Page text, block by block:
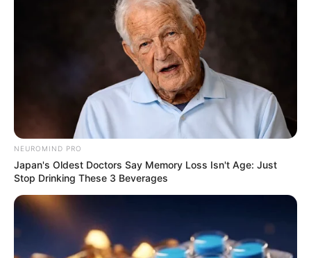
NEUROMIND PRO
Japan's Oldest Doctors Say Memory Loss Isn't Age: Just
Stop Drinking These 3 Beverages